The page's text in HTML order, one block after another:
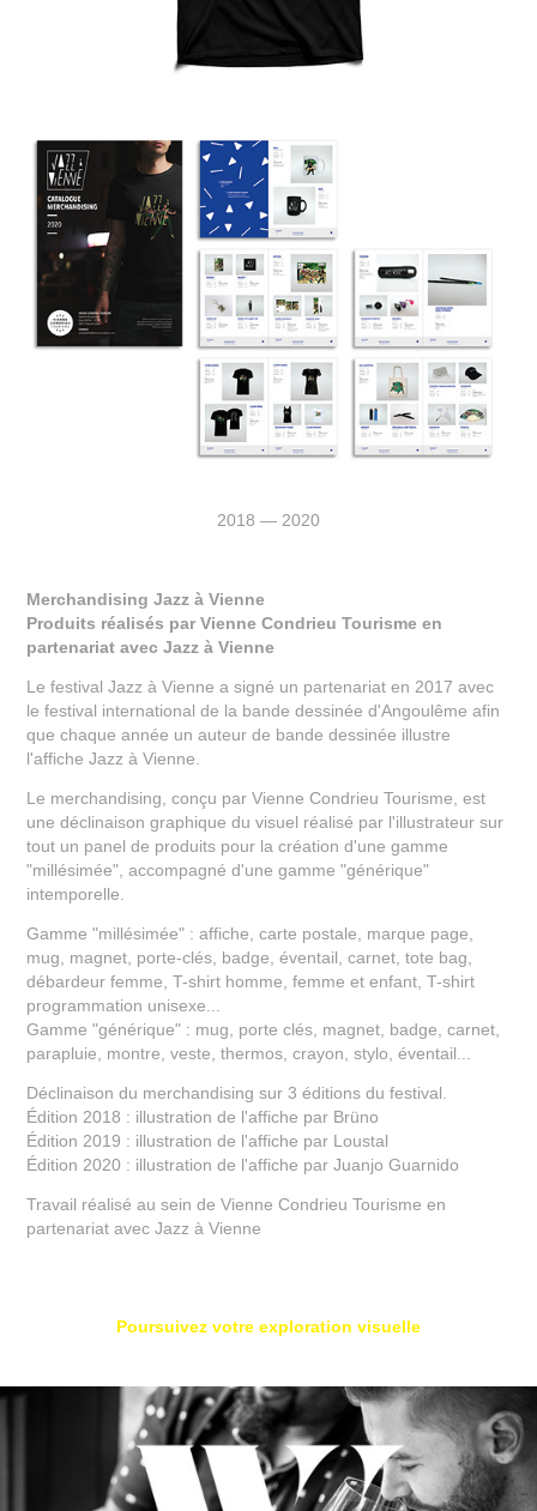
2018 — 2020
Merchandising Jazz à Vienne
Produits réalisés par Vienne Condrieu Tourisme en
partenariat avec Jazz à Vienne
Le festival Jazz à Vienne a signé un partenariat en 2017 avec
le festival international de la bande dessinée d'Angoulême afin
que chaque année un auteur de bande dessinée illustre
l'affiche Jazz à Vienne.
Le merchandising, conçu par Vienne Condrieu Tourisme, est
une déclinaison graphique du visuel réalisé par l'illustrateur sur
tout un panel de produits pour la création d'une gamme
"millésimée", accompagné d'une gamme "générique"
intemporelle.
Gamme "millésimée" : affiche, carte postale, marque page,
mug, magnet, porte-clés, badge, éventail, carnet, tote bag,
débardeur femme, T-shirt homme, femme et enfant, T-shirt
programmation unisexe...
Gamme "générique" : mug, porte clés, magnet, badge, carnet,
parapluie, montre, veste, thermos, crayon, stylo, éventail...
Déclinaison du merchandising sur 3 éditions du festival.
Édition 2018 : illustration de l'affiche par Brüno
Édition 2019 : illustration de l'affiche par Loustal
Édition 2020 : illustration de l'affiche par Juanjo Guarnido
Travail réalisé au sein de Vienne Condrieu Tourisme en
partenariat avec Jazz à Vienne
Poursuivez votre exploration visuelle